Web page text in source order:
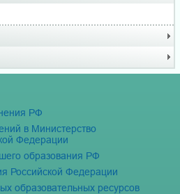
РФ
в Министерство
Федерации
образования РФ
Российской Федерации
образовательных ресурсов